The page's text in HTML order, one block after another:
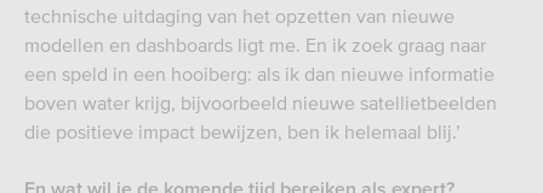
technische uitdaging van het opzetten van nieuwe
modellen en dashboards ligt me. En ik zoek graag naar
een speld in een hooiberg: als ik dan nieuwe informatie
boven water krijg, bijvoorbeeld nieuwe satellietbeelden
die positieve impact bewijzen, ben ik helemaal blij.’